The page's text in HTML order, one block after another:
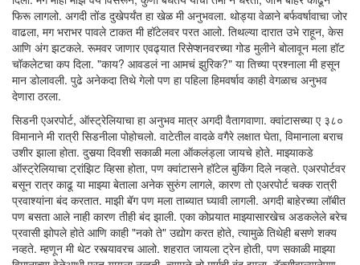
फिरू लागलो. अगदी तोंड दुखेपर्यंत हा खेळ मी अनुभवला. थोड्या वेळाने बर्फवर्षावाचा जोर
वाढला, मग भराभर पावले टाकत मी हॉटेलवर परत आलो. तिथल्या दारात उभे राहून, केस
आणि अंग झटकले. रूमवर जाणार एवढ्यात रिसेप्शनवरच्या गोड मुलीने बोलावून मला हॉट
चॉकलेटचा कप दिला. "काय? आवडलं ना आमचं झुरिक?" या तिच्या प्रश्नाला मी हसून
मान डोलावली. पुढे अनेकदा तिथे गेलो पण हा पहिला हिमवर्षाव काही वेगळाच अनुभव
देणारा ठरला.
सिडनी एअरपोर्ट, ऑस्ट्रेलियाचा हा अनुभव मात्र अगदी वैतागवाणा. क्वांटासच्या ए ३८०
विमानाने मी रात्री सिडनीला पोहोचलो. वाटेतील वादळे वगैरे लक्षात घेता, विमानाला बराच
उशीर झाला होता. दुसर्‍या दिवशी सकाळी मला ऑकलंड्ला जायचे होते. माझ्याकडे
ऑस्ट्रेलियाचा ट्रांझिट व्हिसा होता, पण क्वांटासने हॉटेल बुकिंग दिले नव्हते. एअरपोर्टवर
बसून रात्र काढू या माझ्या बेताला अनेक सुरुंग लागले, कारण तो एअरपोर्ट चक्क रात्री
प्रवाश्यांना बंद करतात. माझी बॅग पण मला ताब्यात घ्यावी लागली. अगदी बाहेरच्या लॉबीत
पण बसता आले नाही कारण तीही बंद झाली. एका कोपर्‍यात माझ्यासारखेच अडकलेले बरेच
प्रवासी झोपले होते आणि काही "नको ते" उद्योग करत होते, त्यामुळे तिथेही बसणे शक्य
नव्हते. म्हणून मी थेट रस्त्यावरच आलो. शहरात जायला ट्रेन होती, पण सकाळी माझ्या